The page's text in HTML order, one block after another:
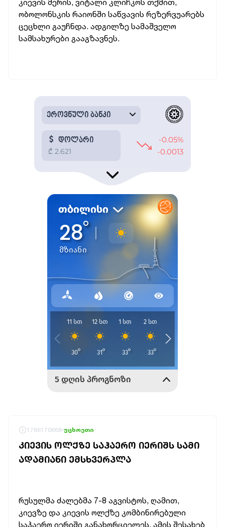
კიევის მერის, ვიტალი კლიჩკოს თქმით,
ობოლონსკის რაიონში საწვავის რეზერვუარებს
ცეცხლი გაუჩნდა. ადგილზე სამაშველო
სამსახურები გააგზავნეს.
1786170668 უცხოეთი
ᲙᲘᲔᲕᲘᲡ ᲝᲚᲥᲖᲔ ᲡᲐᲰᲐᲔᲠᲝ ᲘᲔᲠᲘᲨᲡ ᲡᲐᲛᲘ
ᲐᲓᲐᲛᲘᲐᲜᲘ ᲔᲛᲡᲮᲕᲔᲠᲞᲚᲐ
რუსულმა ძალებმა 7-8 აგვისტოს, ღამით,
კიევზე და კიევის ოლქზე კომბინირებული
საჰაერო იერიში განახორციელეს. ამის შესახებ